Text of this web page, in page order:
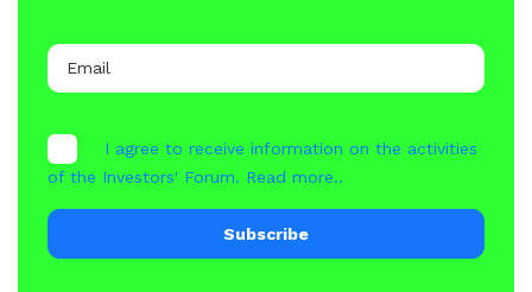
I agree to receive information on the activities
of the Investors' Forum. Read more..
Subscribe